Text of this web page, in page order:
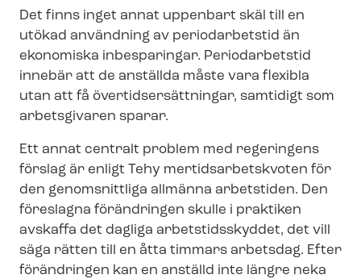
Det finns inget annat uppenbart skäl till en
utökad användning av periodarbetstid än
ekonomiska inbesparingar. Periodarbetstid
innebär att de anställda måste vara flexibla
utan att få över­tids­er­sätt­ning­ar, samtidigt som
arbetsgivaren sparar.
Ett annat centralt problem med regeringens
förslag är enligt Tehy mer­tids­ar­betskvo­ten för
den genomsnittliga allmänna arbetstiden. Den
föreslagna förändringen skulle i praktiken
avskaffa det dagliga arbetstidsskyddet, det vill
säga rätten till en åtta timmars arbetsdag. Efter
förändringen kan en anställd inte längre neka